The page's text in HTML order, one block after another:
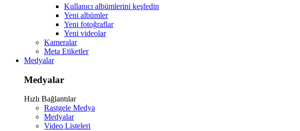
Kullanıcı albümlerini keşfedin
Yeni albümler
Yeni fotoğraflar
Yeni videolar
Kameralar
Meta Etiketler
Medyalar
Medyalar
Hızlı Bağlantılar
Rastgele Medya
Medyalar
Video Listeleri